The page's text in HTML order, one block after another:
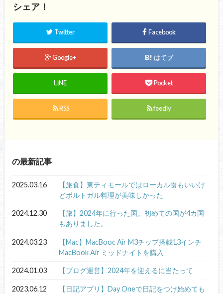
シェア！
Twitter Facebook
Google+ はてブ
LINE Pocket
RSS feedly
の最新記事
2025.03.16
【旅食】東ティモールではローカル食もいいけ
どポルトガル料理が美味しかった
2024.12.30
【旅】2024年に行った国。初めての国が4カ国
もありました。
2024.03.23
【Mac】MacBooc Air M3チップ搭載13インチ
MacBook Air ミッドナイトを購入
2024.01.03 【ブログ運営】2024年を迎えるに当たって
2023.06.12
【日記アプリ】Day Oneで日記をつけ始めても